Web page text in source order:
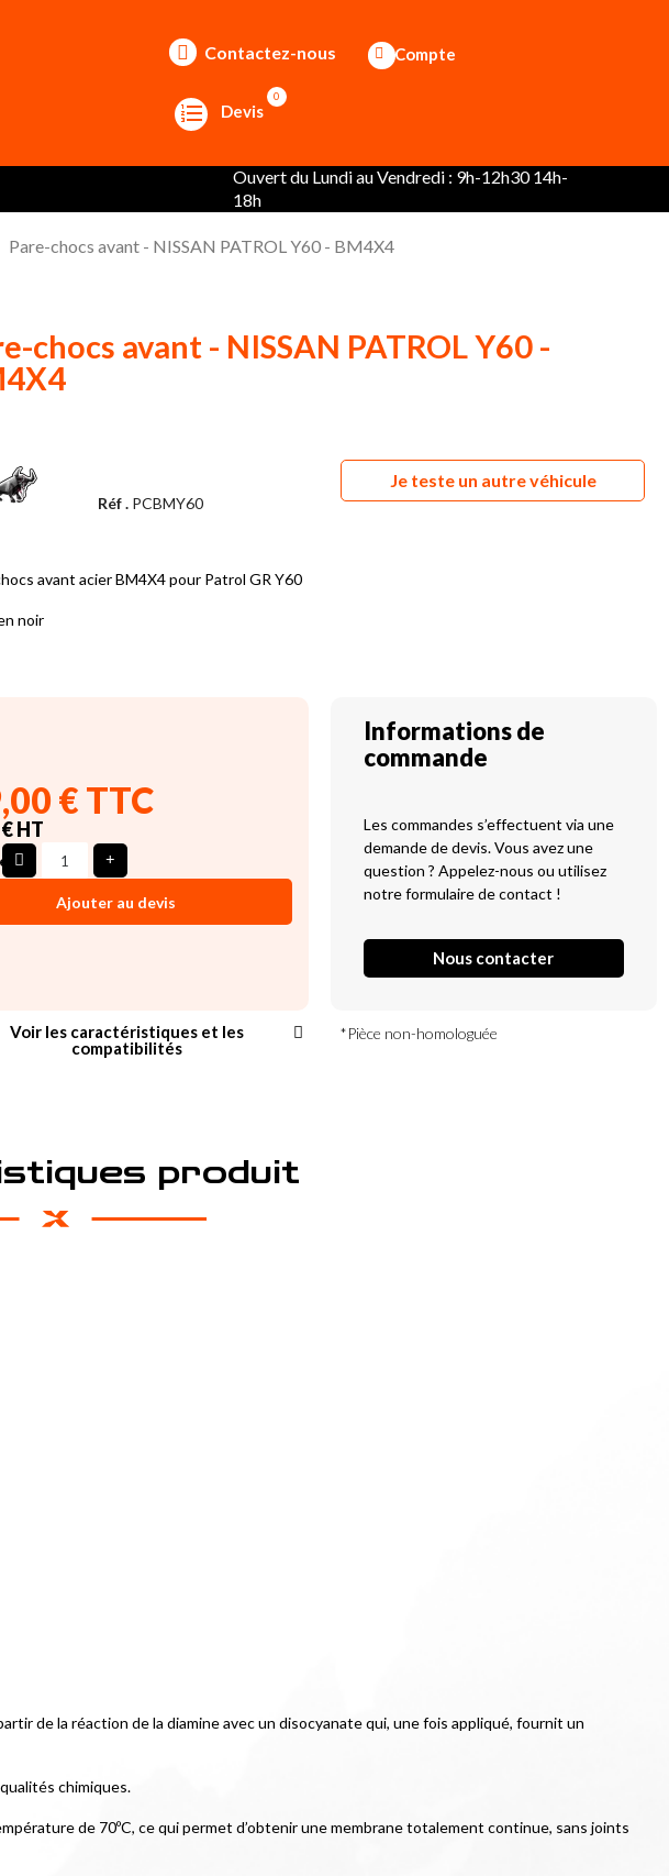
Contactez-nous Compte
Devis
0
Ouvert du Lundi au Vendredi : 9h-12h30 14h-
18h
Pare-chocs avant - NISSAN PATROL Y60 - BM4X4
chocs avant - NISSAN PATROL Y60 -
Réf . PCBMY60
avant acier BM4X4 pour Patrol GR Y60
noir
Je teste un autre véhicule
€ TTC
HT
Ajouter au devis
Informations de
commande
Les commandes s’effectuent via une
demande de devis. Vous avez une
question ? Appelez-nous ou utilisez
notre formulaire de contact !
Nous contacter
Voir les caractéristiques et les
compatibilités
*Pièce non-homologuée
produit
de la réaction de la diamine avec un disocyanate qui, une fois appliqué, fournit un
chimiques.
de 70ºC, ce qui permet d’obtenir une membrane totalement continue, sans joints